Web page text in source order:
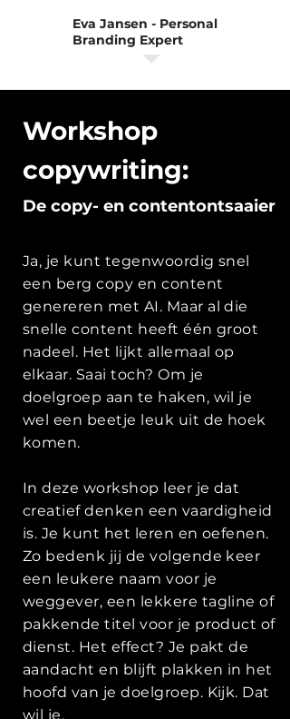
Eva Jansen - Personal
Branding Expert
Workshop
copywriting:
De copy- en contentontsaaier
Ja, je kunt tegenwoordig snel
een berg copy en content
genereren met AI. Maar al die
snelle content heeft één groot
nadeel. Het lijkt allemaal op
elkaar. Saai toch? Om je
doelgroep aan te haken, wil je
wel een beetje leuk uit de hoek
komen.
In deze workshop leer je dat
creatief denken een vaardigheid
is. Je kunt het leren en oefenen.
Zo bedenk jij de volgende keer
een leukere naam voor je
weggever, een lekkere tagline of
pakkende titel voor je product of
dienst. Het effect? Je pakt de
aandacht en blijft plakken in het
hoofd van je doelgroep. Kijk. Dat
wil je.